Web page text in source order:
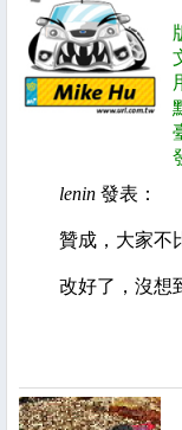
lenin 發表：
贊成，大家不
改好了，沒想